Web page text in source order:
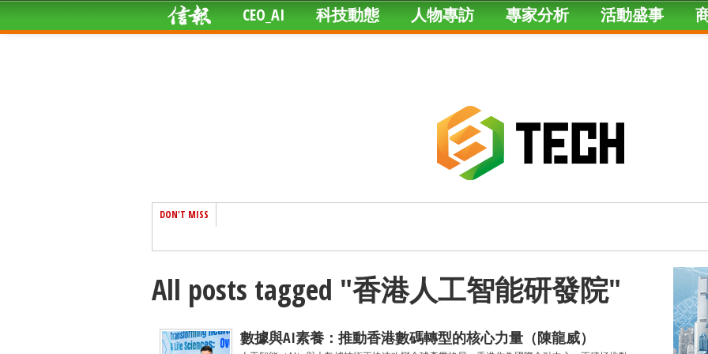
CEO_AI 科技動態 人物專訪 專家分析 活動盛事
DON'T MISS
All posts tagged "香港人工智能研發院"
數據與AI素養：推動香港數碼轉型的核心力量（陳龍威）